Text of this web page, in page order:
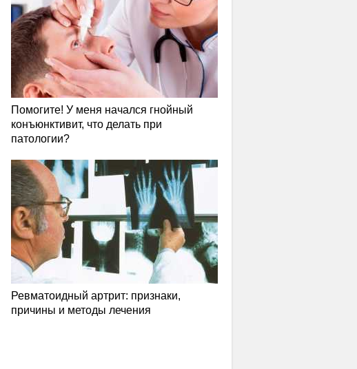
Помогите! У меня начался гнойный
конъюнктивит, что делать при
патологии?
Ревматоидный артрит: признаки,
причины и методы лечения